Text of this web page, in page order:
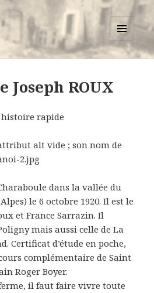
MENU
ET
ROUX
histoire rapide
dans la vallée du
le 6 octobre 1920. Il est le
et France Sarrazin. Il
mais aussi celle de La
Certificat d’étude en poche,
complémentaire de Saint
Roger Boyer.
il faut faire vivre toute